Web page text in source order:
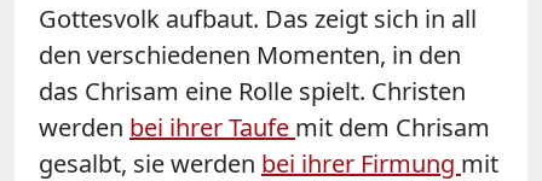
Gottesvolk aufbaut. Das zeigt sich in all
den verschiedenen Momenten, in den
das Chrisam eine Rolle spielt. Christen
werden bei ihrer Taufe mit dem Chrisam
gesalbt, sie werden bei ihrer Firmung mit